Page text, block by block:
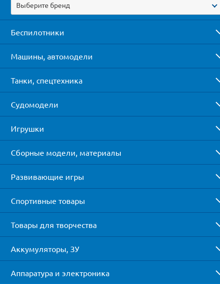
Выберите бренд
Беспилотники
Машины, автомодели
Танки, спецтехника
Судомодели
Игрушки
Сборные модели, материалы
Развивающие игры
Спортивные товары
Товары для творчества
Аккумуляторы, ЗУ
Аппаратура и электроника